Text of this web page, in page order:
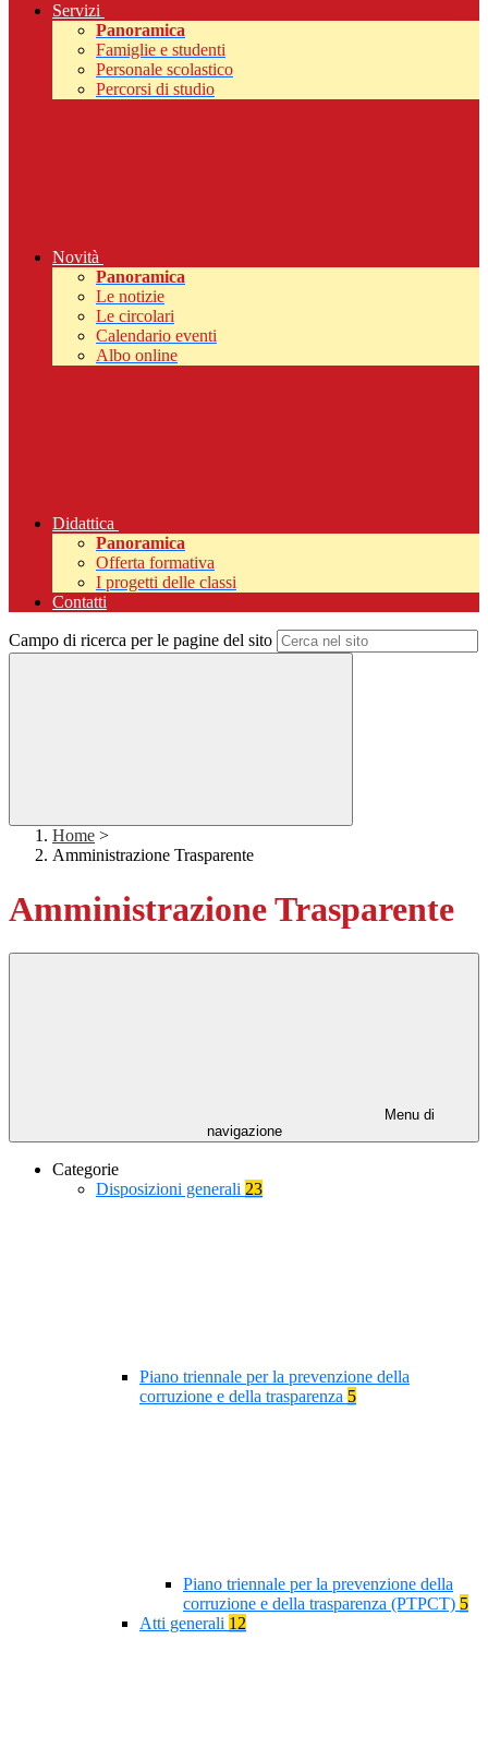
Servizi
Panoramica
Famiglie e studenti
Personale scolastico
Percorsi di studio
Novità
Panoramica
Le notizie
Le circolari
Calendario eventi
Albo online
Didattica
Panoramica
Offerta formativa
I progetti delle classi
Contatti
Campo di ricerca per le pagine del sito
Home >
Amministrazione Trasparente
Amministrazione Trasparente
Menu di
navigazione
Categorie
Disposizioni generali 23
Piano triennale per la prevenzione della
corruzione e della trasparenza 5
Piano triennale per la prevenzione della
corruzione e della trasparenza (PTPCT) 5
Atti generali 12